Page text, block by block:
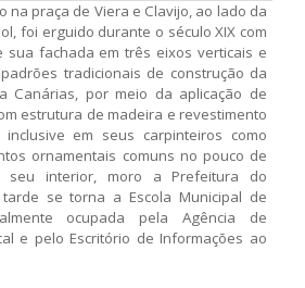
na praça de Viera e Clavijo, ao lado da
foi erguido durante o século XIX com
sua fachada em três eixos verticais e
tradicionais de construção da
Canárias, por meio da aplicação de
estrutura de madeira e revestimento
em seus carpinteiros como
ornamentais comuns no pouco de
seu interior, moro a Prefeitura do
se torna a Escola Municipal de
ocupada pela Agência de
e pelo Escritório de Informações ao